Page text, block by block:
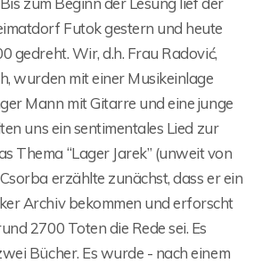
Futok gestern und heute
gedreht. Wir, d.h. Frau Radović,
wurden mit einer Musikeinlage
Mann mit Gitarre und eine junge
uns ein sentimentales Lied zur
Thema “Lager Jarek” (unweit von
erzählte zunächst, dass er ein
Archiv bekommen und erforscht
2700 Toten die Rede sei. Es
Bücher. Es wurde - nach einem